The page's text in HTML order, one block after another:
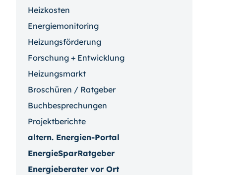
Heizkosten
Energiemonitoring
Heizungsförderung
Forschung + Entwicklung
Heizungsmarkt
Broschüren / Ratgeber
Buchbesprechungen
Projektberichte
altern. Energien-Portal
EnergieSparRatgeber
Energieberater vor Ort